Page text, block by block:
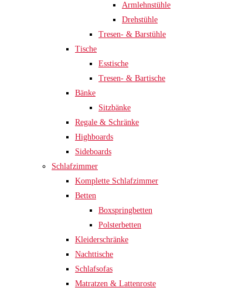
Armlehnstühle
Drehstühle
Tresen- & Barstühle
Tische
Esstische
Tresen- & Bartische
Bänke
Sitzbänke
Regale & Schränke
Highboards
Sideboards
Schlafzimmer
Komplette Schlafzimmer
Betten
Boxspringbetten
Polsterbetten
Kleiderschränke
Nachttische
Schlafsofas
Matratzen & Lattenroste